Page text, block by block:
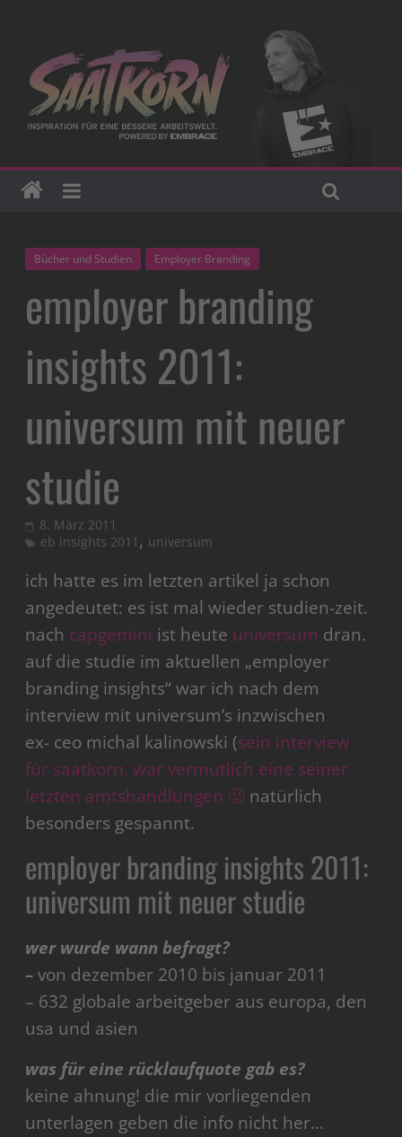
Bücher und Studien Employer Branding
employer branding
insights 2011:
universum mit neuer
studie
8. März 2011
eb insights 2011 , universum
ich hatte es im letzten artikel ja schon
angedeutet: es ist mal wieder studien-zeit.
nach capgemini ist heute universum dran.
auf die studie im aktuellen „employer
branding insights“ war ich nach dem
interview mit universum’s inzwischen
ex- ceo michal kalinowski (sein interview
für saatkorn. war vermutlich eine seiner
letzten amtshandlungen 🙂 natürlich
besonders gespannt.
employer branding insights 2011:
universum mit neuer studie
wer wurde wann befragt?
–von dezember 2010 bis januar 2011
– 632 globale arbeitgeber aus europa, den
usa und asien
was für eine rücklaufquote gab es?
keine ahnung! die mir vorliegenden
unterlagen geben die info nicht her…